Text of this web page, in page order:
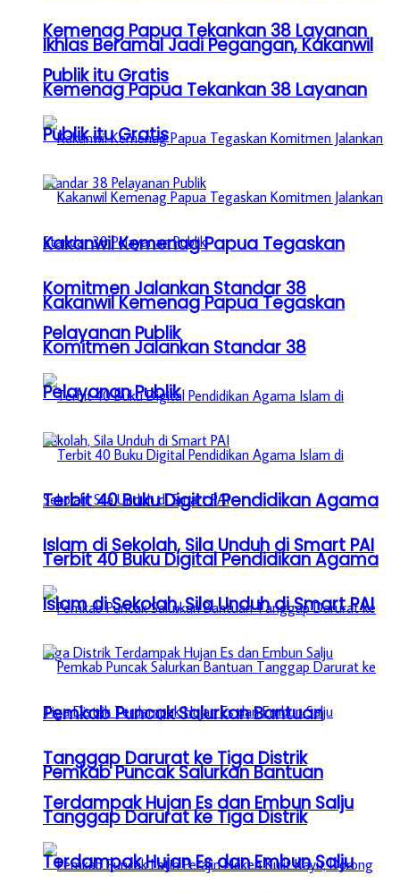
Kemenag Papua Tekankan 38 Layanan
Publik itu Gratis
Kakanwil Kemenag Papua Tegaskan
Komitmen Jalankan Standar 38
Pelayanan Publik
Terbit 40 Buku Digital Pendidikan Agama
Islam di Sekolah, Sila Unduh di Smart PAI
Pemkab Puncak Salurkan Bantuan
Tanggap Darurat ke Tiga Distrik
Terdampak Hujan Es dan Embun Salju
Ikhlas Beramal Jadi Pegangan, Kakanwil
Kemenag Papua Tekankan 38 Layanan
Publik itu Gratis
Kakanwil Kemenag Papua Tegaskan
Komitmen Jalankan Standar 38
Pelayanan Publik
Terbit 40 Buku Digital Pendidikan Agama
Islam di Sekolah, Sila Unduh di Smart PAI
Pemkab Puncak Salurkan Bantuan
Tanggap Darurat ke Tiga Distrik
Terdampak Hujan Es dan Embun Salju